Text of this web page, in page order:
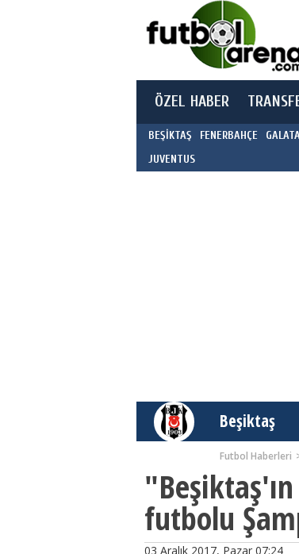
ÖZEL HABER
BEŞİKTAŞ FENERBAHÇE
JUVENTUS
Beşiktaş
Futbol Haberleri
futbolu
03 Aralık 2017, Pazar 07:24